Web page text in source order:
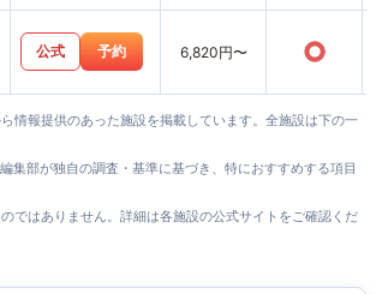
公式 予約 6,820円〜 ○
情報提供のあった施設を掲載しています。全施設は下の一
集部が独自の調査・基準に基づき、特におすすめする項目
ではありません。詳細は各施設の公式サイトをご確認くだ